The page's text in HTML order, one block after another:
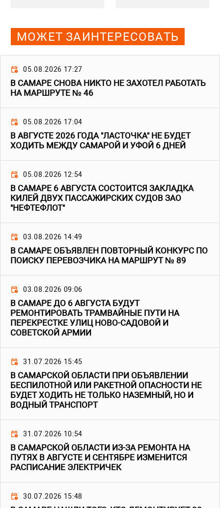
МОЖЕТ ЗАИНТЕРЕСОВАТЬ
05.08.2026 17:27
В САМАРЕ СНОВА НИКТО НЕ ЗАХОТЕЛ РАБОТАТЬ
НА МАРШРУТЕ № 46
05.08.2026 17:04
В АВГУСТЕ 2026 ГОДА "ЛАСТОЧКА" НЕ БУДЕТ
ХОДИТЬ МЕЖДУ САМАРОЙ И УФОЙ 6 ДНЕЙ
05.08.2026 12:54
В САМАРЕ 6 АВГУСТА СОСТОИТСЯ ЗАКЛАДКА
КИЛЕЙ ДВУХ ПАССАЖИРСКИХ СУДОВ ЗАО
"НЕФТЕФЛОТ"
03.08.2026 14:49
В САМАРЕ ОБЪЯВЛЕН ПОВТОРНЫЙ КОНКУРС ПО
ПОИСКУ ПЕРЕВОЗЧИКА НА МАРШРУТ № 89
03.08.2026 09:06
В САМАРЕ ДО 6 АВГУСТА БУДУТ
РЕМОНТИРОВАТЬ ТРАМВАЙНЫЕ ПУТИ НА
ПЕРЕКРЕСТКЕ УЛИЦ НОВО-САДОВОЙ И
СОВЕТСКОЙ АРМИИ
31.07.2026 15:45
В САМАРСКОЙ ОБЛАСТИ ПРИ ОБЪЯВЛЕНИИ
БЕСПИЛОТНОЙ ИЛИ РАКЕТНОЙ ОПАСНОСТИ НЕ
БУДЕТ ХОДИТЬ НЕ ТОЛЬКО НАЗЕМНЫЙ, НО И
ВОДНЫЙ ТРАНСПОРТ
31.07.2026 10:54
В САМАРСКОЙ ОБЛАСТИ ИЗ-ЗА РЕМОНТА НА
ПУТЯХ В АВГУСТЕ И СЕНТЯБРЕ ИЗМЕНИТСЯ
РАСПИСАНИЕ ЭЛЕКТРИЧЕК
30.07.2026 15:48